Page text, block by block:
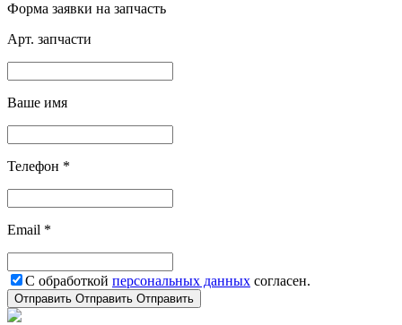
Форма заявки на запчасть
Арт. запчасти
Ваше имя
Телефон *
Email *
С обработкой персональных данных согласен.
Отправить Отправить Отправить